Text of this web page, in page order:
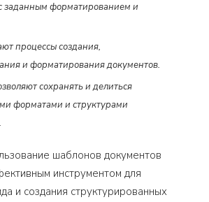
заданным форматированием и
процессы создания,
и форматирования документов.
сохранять и делиться
форматами и структурами
шаблонов документов
инструментом для
и создания структурированных